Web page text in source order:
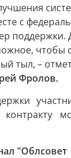
с
поддержки.
чтобы
тыл, –
Фролов.